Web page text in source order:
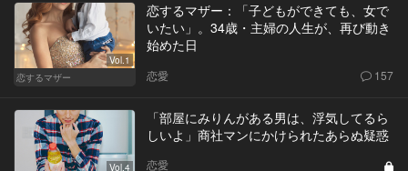
Vol.1
恋するマザー
恋するマザー：「子どもができても、女で
いたい」。34歳・主婦の人生が、再び動き
始めた日
恋愛 157
Vol.4
「部屋にみりんがある男は、浮気してるら
しいよ」商社マンにかけられたあらぬ疑惑
恋愛